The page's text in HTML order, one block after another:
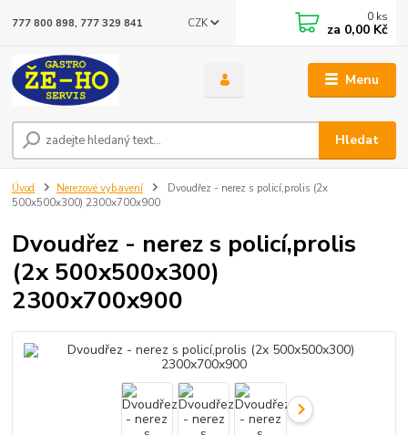
Menu
CZK
Hledat
777 800 898, 777 329 841 0 ks
za 0,00 Kč
Úvod Nerezové vybavení
Dvoudřez - nerez s policí,prolis (2x
500x500x300) 2300x700x900
Dvoudřez - nerez s policí,prolis
(2x 500x500x300)
2300x700x900